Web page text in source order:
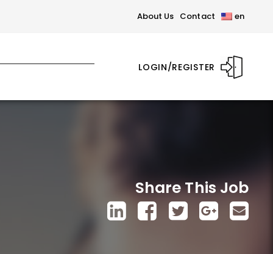
About Us Contact en
LOGIN/REGISTER
Share This Job